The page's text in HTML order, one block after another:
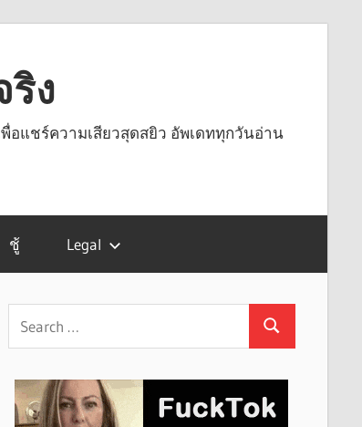
ง
อแชร์ความเสียวสุดสยิว อัพเดททุกวันอ่าน
ชู้ Legal